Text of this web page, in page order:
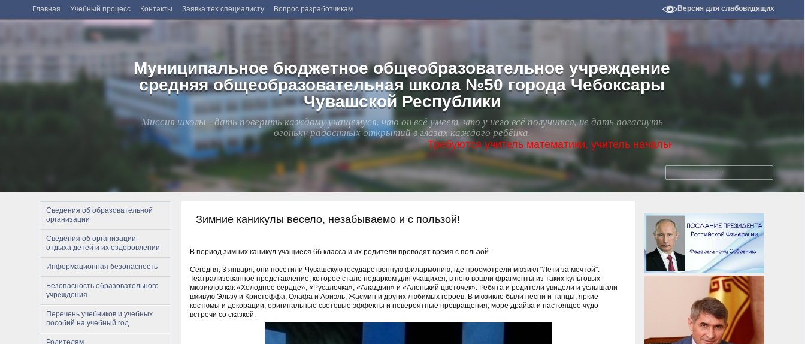
Версия для слабовидящих
Главная Учебный процесс Контакты Заявка тех специалисту Вопрос разработчикам
Муниципальное бюджетное общеобразовательное учреждение
средняя общеобразовательная школа №50 города Чебоксары
Чувашской Республики
Миссия школы - дать поверить каждому учащемуся, что он всё умеет, что у него всё получится, не дать погаснуть
огоньку радостных открытий в глазах каждого ребёнка.
Требуются учитель математики, учитель начальных классов, социальный педагог!
Сведения об образовательной
организации
Сведения об организации
отдыха детей и их оздоровлении
Информационная безопасность
Безопасность образовательного
учреждения
Перечень учебников и учебных
пособий на учебный год
Родителям
Зимние каникулы весело, незабываемо и с пользой!
В период зимних каникул учащиеся 6б класса и их родители проводят время с пользой.
Сегодня, 3 января, они посетили Чувашскую государственную филармонию, где просмотрели мюзикл "Лети за мечтой".
Театрализованное представление, которое стало подарком для учащихся, в него вошли фрагменты из таких культовых
мюзиклов как «Холодное сердце», «Русалочка», «Аладдин» и «Аленький цветочек». Ребята и родители увидели и услышали
вживую Эльзу и Кристоффа, Олафа и Ариэль, Жасмин и других любимых героев. В мюзикле были песни и танцы, яркие
костюмы и декорации, оригинальные световые эффекты и невероятные превращения, море драйва и настоящее чудо
встречи со сказкой.